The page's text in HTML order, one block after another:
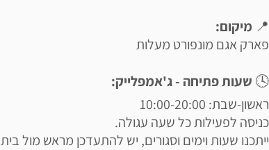
📍 מיקום:
פארק אגם מונפורט מעלות
🕓 שעות פתיחה - ג'אמפלייק:
ראשון-שבת: 10:00-20:00
כניסה לפעילות כל שעה עגולה.
ייתכנו שעות וימים וסגורים, יש להתעדכן מראש מול